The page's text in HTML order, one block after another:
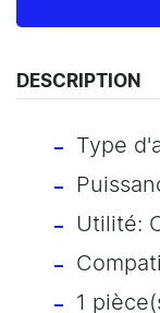
DESCRIPTION
Type
Utilité:
1